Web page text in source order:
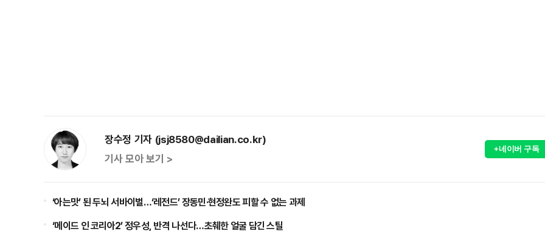
장수정 기자 (jsj8580@dailian.co.kr)
기사 모아 보기 >
+네이버 구독
‘아는맛’ 된 두뇌 서바이벌…‘레전드’ 장동민·현정완도 피할 수 없는 과제
‘메이드 인 코리아2’ 정우성, 반격 나선다…초췌한 얼굴 담긴 스틸